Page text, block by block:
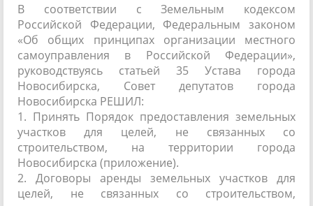
В соответствии с Земельным кодексом
Российской Федерации, Федеральным законом
«Об общих принципах организации местного
самоуправления в Российской Федерации»,
руководствуясь статьей 35 Устава города
Новосибирска, Совет депутатов города
Новосибирска РЕШИЛ:
1. Принять Порядок предоставления земельных
участков для целей, не связанных со
строительством, на территории города
Новосибирска (приложение).
2. Договоры аренды земельных участков для
целей, не связанных со строительством,